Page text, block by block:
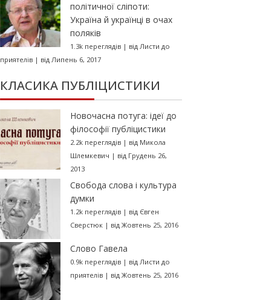
політичної сліпоти:
Україна й українці в очах
поляків
1.3k переглядів| від Листи до
приятелів| від Липень 6, 2017
КЛАСИКА ПУБЛІЦИСТИКИ
Новочасна потуга: ідеї до
філософії публіцистики
2.2k переглядів| від Микола
Шлемкевич | від Грудень 26,
2013
Свобода слова і культура
думки
1.2k переглядів| від Євген
Сверстюк| від Жовтень 25, 2016
Слово Гавела
0.9k переглядів| від Листи до
приятелів| від Жовтень 25, 2016